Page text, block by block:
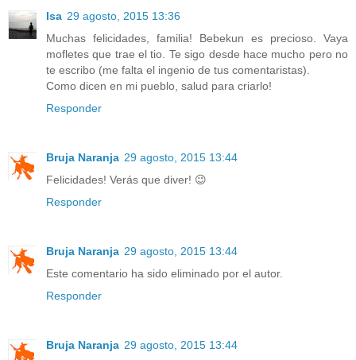
Isa 29 agosto, 2015 13:36
Muchas felicidades, familia! Bebekun es precioso. Vaya
mofletes que trae el tio. Te sigo desde hace mucho pero no
te escribo (me falta el ingenio de tus comentaristas).
Como dicen en mi pueblo, salud para criarlo!
Responder
Bruja Naranja 29 agosto, 2015 13:44
Felicidades! Verás que diver! 😉
Responder
Bruja Naranja 29 agosto, 2015 13:44
Este comentario ha sido eliminado por el autor.
Responder
Bruja Naranja 29 agosto, 2015 13:44